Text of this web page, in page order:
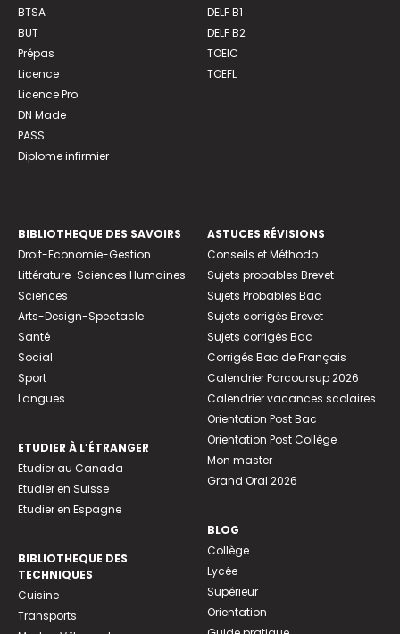
BTSA
BUT
Prépas
Licence
Licence Pro
DN Made
PASS
Diplome infirmier
DELF B1
DELF B2
TOEIC
TOEFL
BIBLIOTHEQUE DES SAVOIRS
Droit-Economie-Gestion
Littérature-Sciences Humaines
Sciences
Arts-Design-Spectacle
Santé
Social
Sport
Langues
ETUDIER À L’ÉTRANGER
Etudier au Canada
Etudier en Suisse
Etudier en Espagne
BIBLIOTHEQUE DES
TECHNIQUES
Cuisine
Transports
ASTUCES RÉVISIONS
Conseils et Méthodo
Sujets probables Brevet
Sujets Probables Bac
Sujets corrigés Brevet
Sujets corrigés Bac
Corrigés Bac de Français
Calendrier Parcoursup 2026
Calendrier vacances scolaires
Orientation Post Bac
Orientation Post Collège
Mon master
Grand Oral 2026
BLOG
Collège
Lycée
Supérieur
Orientation